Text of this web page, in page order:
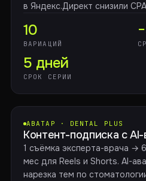
в Яндекс.Директ снизили
10
ВАРИАЦИЙ
5 дней
СРОК СЕРИИ
АВАТАР · DENTAL PLUS
Контент-подписка с
1 съёмка эксперта-врача →
мес для Reels и Shorts. AI-
нарезка тем по